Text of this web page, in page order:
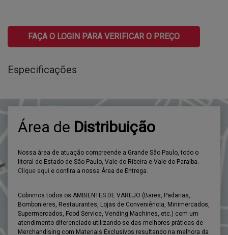
FAÇA O LOGIN PARA VERIFICAR O PREÇO
Especificações
Área de Distribuição
Nossa área de atuação compreende a Grande São Paulo, todo o
litoral do Estado de São Paulo, Vale do Ribeira e Vale do Paraíba.
Clique aqui e confira a nossa Área de Entrega.
Cobrimos todos os AMBIENTES DE VAREJO (Bares, Padarias,
Bombonieres, Restaurantes, Lojas de Conveniência, Minimercados,
Supermercados, Food Service, Vending Machines, etc.) com um
atendimento diferenciado utilizando-se das melhores práticas de
Merchandising com Materiais Exclusivos resultando na melhora da